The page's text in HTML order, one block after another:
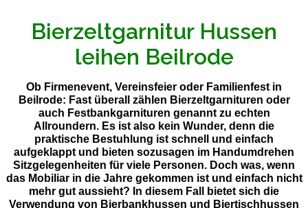
Bierzeltgarnitur Hussen
leihen Beilrode
Ob Firmenevent, Vereinsfeier oder Familienfest in
Beilrode: Fast überall zählen Bierzeltgarnituren oder
auch Festbankgarnituren genannt zu echten
Allroundern. Es ist also kein Wunder, denn die
praktische Bestuhlung ist schnell und einfach
aufgeklappt und bieten sozusagen im Handumdrehen
Sitzgelegenheiten für viele Personen. Doch was, wenn
das Mobiliar in die Jahre gekommen ist und einfach nicht
mehr gut aussieht? In diesem Fall bietet sich die
Verwendung von Bierbankhussen und Biertischhussen